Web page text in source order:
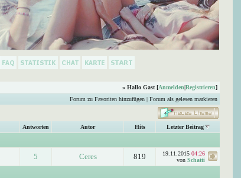
» Hallo Gast [Anmelden|Registrieren]
Forum zu Favoriten hinzufügen | Forum als gelesen markieren
Antworten Autor Hits Letzter Beitrag
5 Ceres 819 19.11.2015 04:26
von Schatti